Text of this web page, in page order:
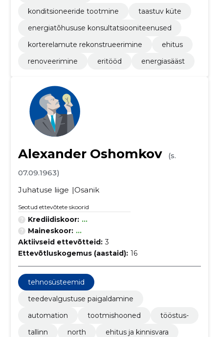
konditsioneeride tootmine
taastuv küte
energiatõhususe konsultatsiooniteenused
korterelamute rekonstrueerimine
ehitus
renoveerimine
eritööd energiasääst
Alexander Oshomkov
(s.
07.09.1963)
Juhatuse liige
Osanik
Seotud ettevõtete skoorid
Krediidiskoor: ...
Maineskoor: ...
Aktiivseid ettevõtteid: 3
Ettevõtluskogemus (aastaid): 16
tehnosüsteemid
teedevalgustuse paigaldamine
automation
tootmishooned
tööstus-
tallinn
north
ehitus ja kinnisvara